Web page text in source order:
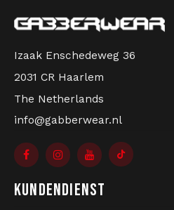
Izaak Enschedeweg 36
2031 CR Haarlem
The Netherlands
info@gabberwear.nl
KUNDENDIENST